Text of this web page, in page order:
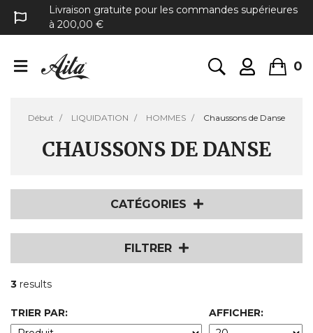
Livraison gratuite pour les commandes supérieures
à 200,00 €
0
Début LIQUIDATION HOMMES Chaussons de Danse
CHAUSSONS DE DANSE
CATÉGORIES
FILTRER
3 results
TRIER PAR: AFFICHER: